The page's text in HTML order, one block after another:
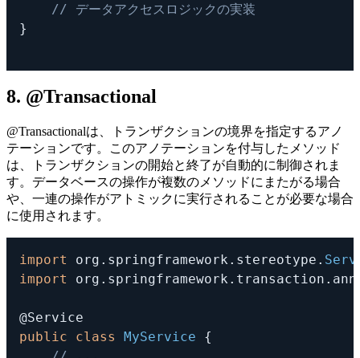
// データアクセスロジックの実装
}
8. @Transactional
@Transactionalは、トランザクションの境界を指定するアノ
テーションです。このアノテーションを付与したメソッド
は、トランザクションの開始と終了が自動的に制御されま
す。データベースの操作が複数のメソッドにまたがる場合
や、一連の操作がアトミックに実行されることが必要な場合
に使用されます。
import org . springframework . stereotype .
import
org . springframework . transaction .
@Service
public
class MyService
{